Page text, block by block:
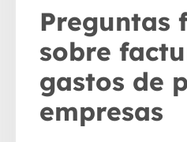
Preguntas
sobre
gastos de
empresas